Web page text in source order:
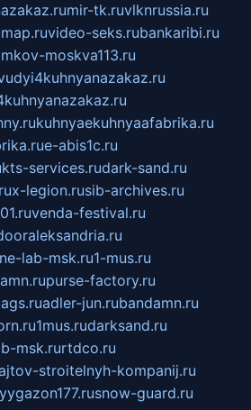
mir-tk.ruvlknrussia.ru
video-seks.rubankaribi.ru
moskva113.ru
kuhnyaekuhnyaafabrika.ru
e-abis1c.ru
kts-services.rudark-sand.ru
x-legion.rusib-archives.ru
venda-festival.ru
lab-msk.ru1-mus.ru
purse-factory.ru
adler-jun.rubandamn.ru
1mus.rudarksand.ru
msk.rurtdco.ru
stroitelnyh-kompanij.ru
snow-guard.ru